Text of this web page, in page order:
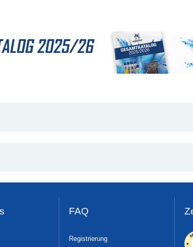
FAQ
Registrierung